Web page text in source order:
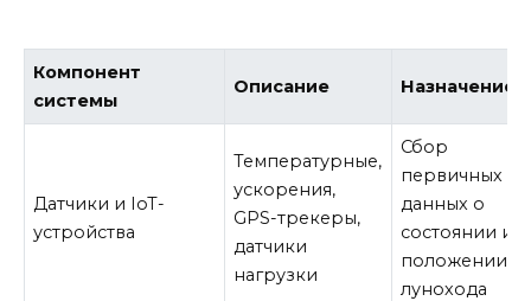
Компонент
системы
Описание Назначение
Датчики и IoT-
устройства
Температурные,
ускорения,
GPS-трекеры,
датчики
нагрузки
Сбор
первичных
данных о
состоянии и
положении
лунохода